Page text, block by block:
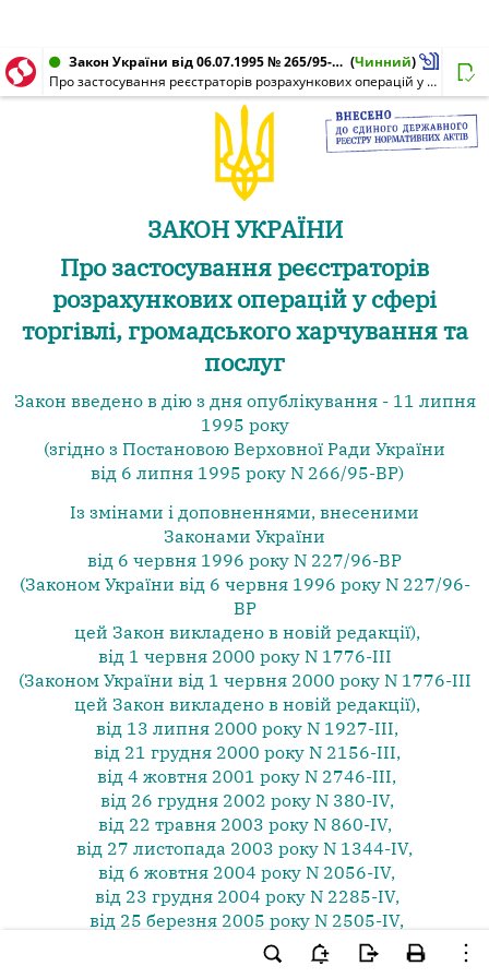
Закон України від 06.07.1995 № 265/95-ВР (Чинний)
Про застосування реєстраторів розрахункових операцій у сфері торгівлі, громадського харчування та послуг